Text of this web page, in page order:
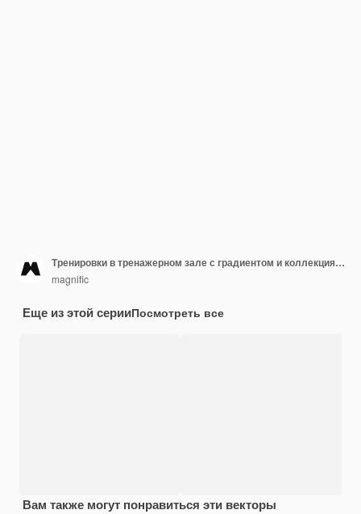
Тренировки в тренажерном зале с градиентом и коллекция рассказов об упражнениях в instagram
magnific
Еще из этой серииПосмотреть все
Вам также могут понравиться эти векторы